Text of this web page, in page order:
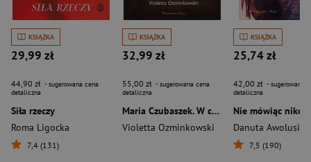
KSIĄŻKA
29,99 zł
44,90 zł - sugerowana cena
detaliczna
Siła rzeczy
Roma Ligocka
7,4 (131)
KSIĄŻKA
32,99 zł
55,00 zł - sugerowana cena
detaliczna
Maria Czubaszek. W coś trzeba nie wierzyć
Violetta Ozminkowski
KSIĄŻKA
25,74 zł
42,00 zł - sugerowana
detaliczna
Nie mówiąc
Danuta Awolusi
7,5 (190)